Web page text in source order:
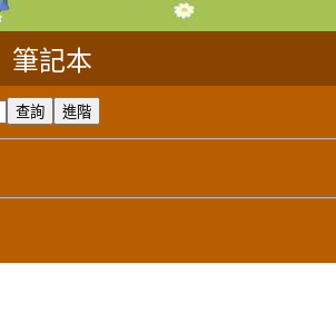
筆記本